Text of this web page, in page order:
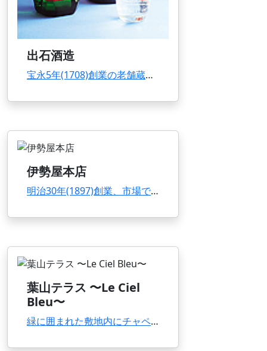
出石酒造
宝永5年(1708)創業の老舗蔵元。出石藩主・仙石公の別邸・楽々園と、コウノトリの別名・松...
伊勢屋本店
明治30年(1897)創業、市場でも最古参にあたる老舗。一切機械化せず伝統の製法で作る漬け...
葉山テラス 〜Le Ciel
Bleu〜
緑に囲まれた敷地内にチャペルと白亜の館が立ち、ウエディングにも人気。店内からは相模湾を望み...